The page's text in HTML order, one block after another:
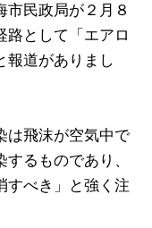
市民政局が２月８
路として「エアロ
報道がありまし
は飛沫が空気中で
るものであり、
すべき」と強く注